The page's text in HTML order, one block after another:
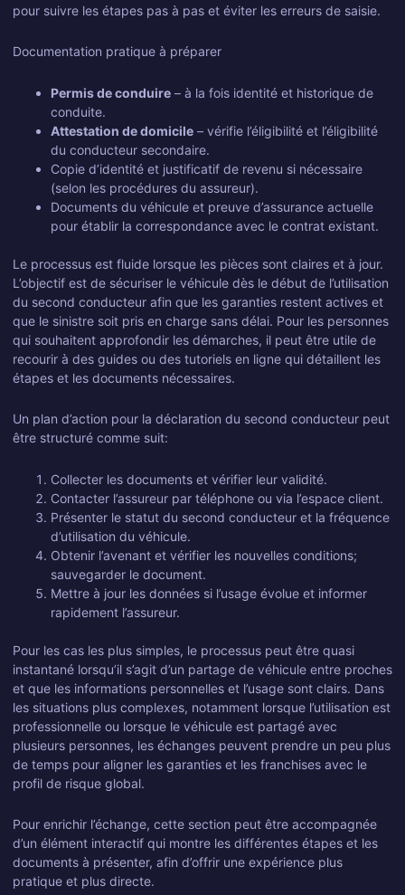
pour suivre les étapes pas à pas et éviter les erreurs de saisie.
Documentation pratique à préparer
Permis de conduire – à la fois identité et historique de
conduite.
Attestation de domicile – vérifie l’éligibilité et l’éligibilité
du conducteur secondaire.
Copie d’identité et justificatif de revenu si nécessaire
(selon les procédures du assureur).
Documents du véhicule et preuve d’assurance actuelle
pour établir la correspondance avec le contrat existant.
Le processus est fluide lorsque les pièces sont claires et à jour.
L’objectif est de sécuriser le véhicule dès le début de l’utilisation
du second conducteur afin que les garanties restent actives et
que le sinistre soit pris en charge sans délai. Pour les personnes
qui souhaitent approfondir les démarches, il peut être utile de
recourir à des guides ou des tutoriels en ligne qui détaillent les
étapes et les documents nécessaires.
Un plan d’action pour la déclaration du second conducteur peut
être structuré comme suit:
Collecter les documents et vérifier leur validité.
Contacter l’assureur par téléphone ou via l’espace client.
Présenter le statut du second conducteur et la fréquence
d’utilisation du véhicule.
Obtenir l’avenant et vérifier les nouvelles conditions;
sauvegarder le document.
Mettre à jour les données si l’usage évolue et informer
rapidement l’assureur.
Pour les cas les plus simples, le processus peut être quasi
instantané lorsqu’il s’agit d’un partage de véhicule entre proches
et que les informations personnelles et l’usage sont clairs. Dans
les situations plus complexes, notamment lorsque l’utilisation est
professionnelle ou lorsque le véhicule est partagé avec
plusieurs personnes, les échanges peuvent prendre un peu plus
de temps pour aligner les garanties et les franchises avec le
profil de risque global.
Pour enrichir l’échange, cette section peut être accompagnée
d’un élément interactif qui montre les différentes étapes et les
documents à présenter, afin d’offrir une expérience plus
pratique et plus directe.